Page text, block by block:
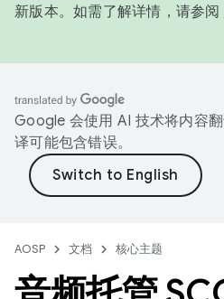
新版本。如需了解详情，请参阅
Google 会使用 AI 技术将内容
译可能包含错误。
AOSP 文档 核心主题